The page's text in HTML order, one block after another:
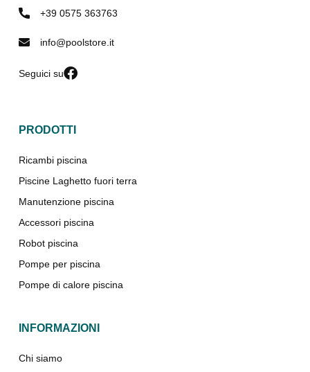
+39 0575 363763
info@poolstore.it
Seguici su
PRODOTTI
Ricambi piscina
Piscine Laghetto fuori terra
Manutenzione piscina
Accessori piscina
Robot piscina
Pompe per piscina
Pompe di calore piscina
INFORMAZIONI
Chi siamo